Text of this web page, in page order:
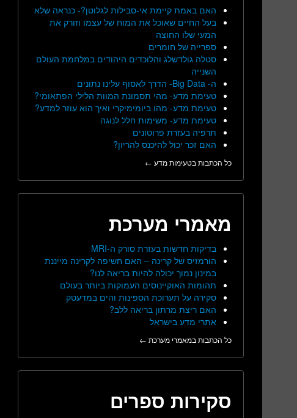
האם באמת קיימת אי-סבילות לגלוטן?- כנראה שלא
בעל החיים שאוכל את המוח של עצמו וזורק את
המעי שלו החוצה
ספרייה של חומרים
סטלה גולדשלג והלוכדים היהודים במלחמת העולם
השנייה
ה- Big Data- הדרך לאסוף עלינו נתונים
טעימת מדע- מהי תסמונת המוות הלילי הפתאומי?
טעימת מדע- מהו ביומימיקרי ואיך הוא עוזר למדע?
טעימת מדע- משימות חלל לנוגה
תרפיה בעזרת פרוטונים
האם זכר יכול להיכנס להריון?
כל הכתבות בטעימות מדע ←
מאמרי מערכת
בדיקות חדשות בעזרת סורק ה-MRI
הורמזיס של קרינה – האם חשיפה לקרינה מייננת
במינון נמוך יכולה להיות בריאה לנו?
תהומות האוקיינוסים העמוקות ביותר בעולם
סקירה על תערוכת הספינות והים במדעטק
האם ריצת מרתון בריאה ללב?
אתרי מדע בישראל
כל הכתבות במאמרי מערכת ←
סקירות ספרים